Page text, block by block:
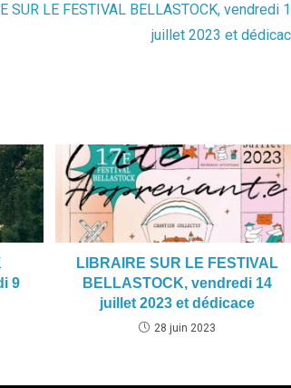
SUR LE FESTIVAL BELLASTOCK, vendredi
juillet 2023 et
9
LIBRAIRE SUR LE FESTIVAL
BELLASTOCK, vendredi 14
juillet 2023 et dédicace
28 juin 2023